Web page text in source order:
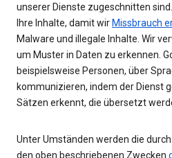
unserer Dienste zugeschnitten
Ihre Inhalte, damit wir Missbrauch
Malware und illegale Inhalte. Wir
um Muster in Daten zu erkennen.
beispielsweise Personen, über
kommunizieren, indem der Dienst
Sätzen erkennt, die übersetzt
Unter Umständen werden die
den oben beschriebenen Zwecken